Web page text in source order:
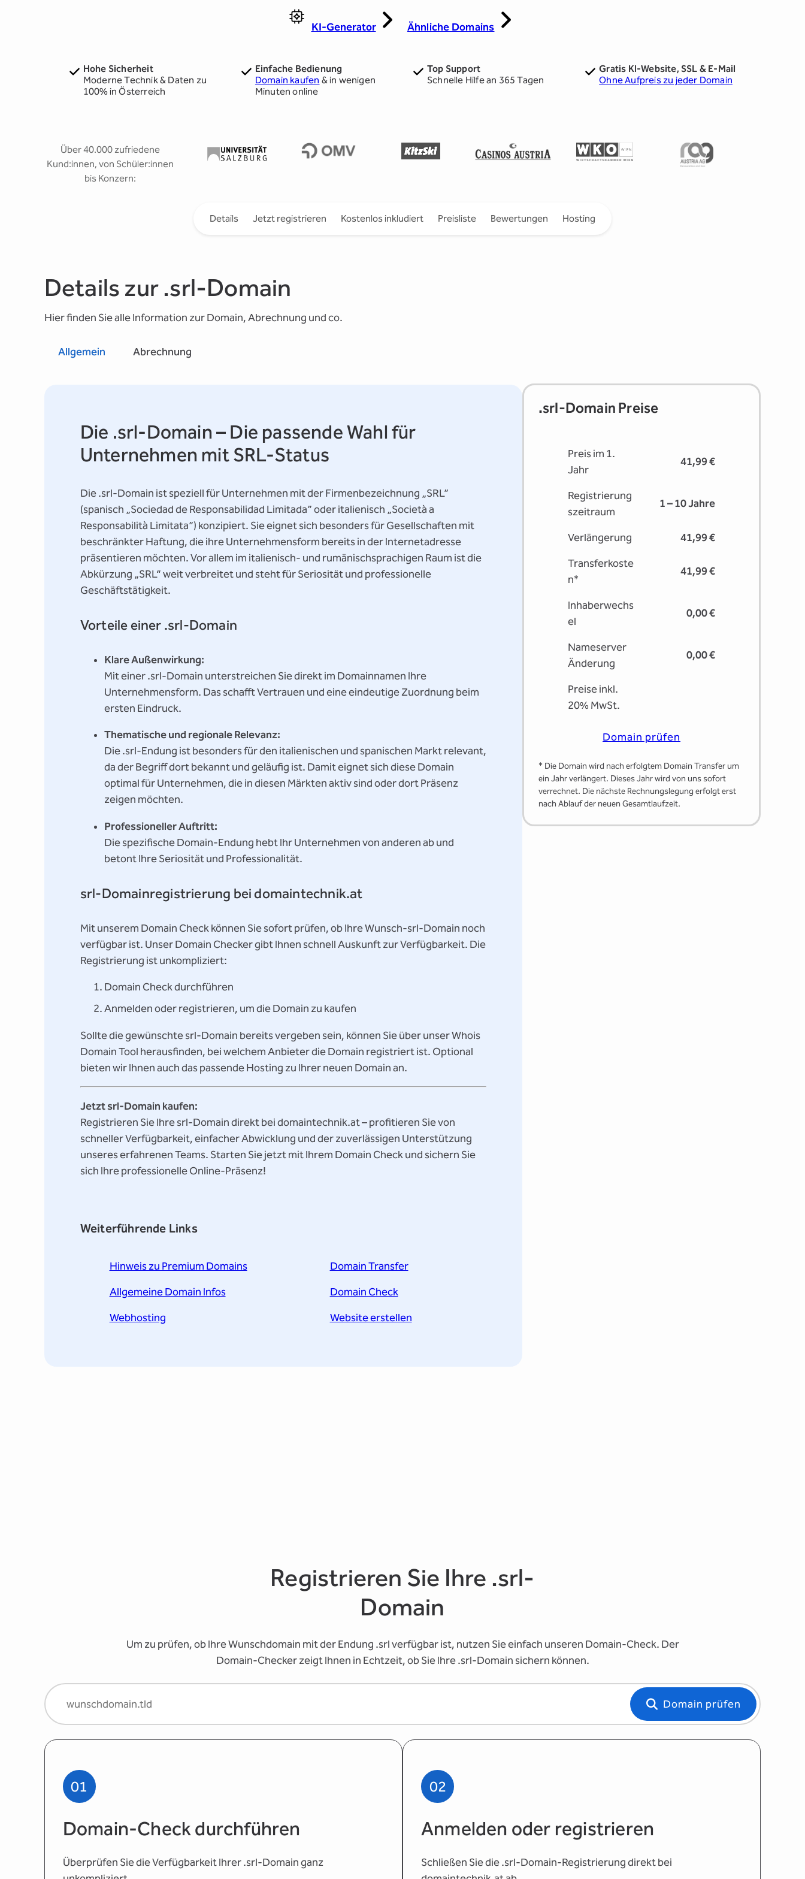
KI-Generator Ähnliche Domains
Hohe Sicherheit
Moderne Technik & Daten zu
100% in Österreich
Einfache Bedienung
Domain kaufen & in wenigen
Minuten online
Top Support
Schnelle Hilfe an 365 Tagen
Gratis KI-Website, SSL & E-Mail
Ohne Aufpreis zu jeder Domain
Über 40.000 zufriedene
Kund:innen, von Schüler:innen
bis Konzern:
Details Jetzt registrieren Kostenlos inkludiert Preisliste Bewertungen Hosting
Details zur .srl-Domain
Hier finden Sie alle Information zur Domain, Abrechnung und co.
Allgemein Abrechnung
Die .srl-Domain – Die passende Wahl für
Unternehmen mit SRL-Status
Die .srl-Domain ist speziell für Unternehmen mit der Firmenbezeichnung „SRL”
(spanisch „Sociedad de Responsabilidad Limitada” oder italienisch „Società a
Responsabilità Limitata”) konzipiert. Sie eignet sich besonders für Gesellschaften mit
beschränkter Haftung, die ihre Unternehmensform bereits in der Internetadresse
präsentieren möchten. Vor allem im italienisch- und rumänischsprachigen Raum ist die
Abkürzung „SRL“ weit verbreitet und steht für Seriosität und professionelle
Geschäftstätigkeit.
Vorteile einer .srl-Domain
Klare Außenwirkung:
Mit einer .srl-Domain unterstreichen Sie direkt im Domainnamen Ihre
Unternehmensform. Das schafft Vertrauen und eine eindeutige Zuordnung beim
ersten Eindruck.
Thematische und regionale Relevanz:
Die .srl-Endung ist besonders für den italienischen und spanischen Markt relevant,
da der Begriff dort bekannt und geläufig ist. Damit eignet sich diese Domain
optimal für Unternehmen, die in diesen Märkten aktiv sind oder dort Präsenz
zeigen möchten.
Professioneller Auftritt:
Die spezifische Domain-Endung hebt Ihr Unternehmen von anderen ab und
betont Ihre Seriosität und Professionalität.
srl-Domainregistrierung bei domaintechnik.at
Mit unserem Domain Check können Sie sofort prüfen, ob Ihre Wunsch-srl-Domain noch
verfügbar ist. Unser Domain Checker gibt Ihnen schnell Auskunft zur Verfügbarkeit. Die
Registrierung ist unkompliziert:
Domain Check durchführen
Anmelden oder registrieren, um die Domain zu kaufen
Sollte die gewünschte srl-Domain bereits vergeben sein, können Sie über unser Whois
Domain Tool herausfinden, bei welchem Anbieter die Domain registriert ist. Optional
bieten wir Ihnen auch das passende Hosting zu Ihrer neuen Domain an.
Jetzt srl-Domain kaufen:
Registrieren Sie Ihre srl-Domain direkt bei domaintechnik.at – profitieren Sie von
schneller Verfügbarkeit, einfacher Abwicklung und der zuverlässigen Unterstützung
unseres erfahrenen Teams. Starten Sie jetzt mit Ihrem Domain Check und sichern Sie
sich Ihre professionelle Online-Präsenz!
Weiterführende Links
Hinweis zu Premium Domains Domain Transfer
Allgemeine Domain Infos Domain Check
Webhosting Website erstellen
.srl-Domain Preise
Preis im 1.
Jahr
41,99 €
Registrierung
s­zeitraum
1 – 10 Jahre
Verlängerung 41,99 €
Transferkoste
n*
41,99 €
Inhaberwechs
el
0,00 €
Nameserver
Änderung
0,00 €
Preise inkl.
20% MwSt.
Domain prüfen
* Die Domain wird nach erfolgtem Domain Transfer um
ein Jahr verlängert. Dieses Jahr wird von uns sofort
verrechnet. Die nächste Rechnungslegung erfolgt erst
nach Ablauf der neuen Gesamtlaufzeit.
Registrieren Sie Ihre .srl-
Domain
Um zu prüfen, ob Ihre Wunschdomain mit der Endung .srl verfügbar ist, nutzen Sie einfach unseren Domain-Check. Der
Domain-Checker zeigt Ihnen in Echtzeit, ob Sie Ihre .srl-Domain sichern können.
Domain prüfen
01
Domain-Check durchführen
Überprüfen Sie die Verfügbarkeit Ihrer .srl-Domain ganz
02
Anmelden oder registrieren
Schließen Sie die .srl-Domain-Registrierung direkt bei